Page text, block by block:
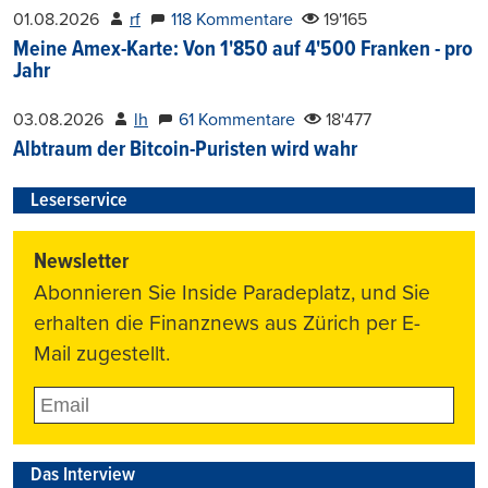
01.08.2026 rf 118 Kommentare 19'165
Meine Amex-Karte: Von 1'850 auf 4'500 Franken - pro
Jahr
03.08.2026 lh 61 Kommentare 18'477
Albtraum der Bitcoin-Puristen wird wahr
Leserservice
Newsletter
Abonnieren Sie Inside Paradeplatz, und Sie
erhalten die Finanznews aus Zürich per E-
Mail zugestellt.
Das Interview